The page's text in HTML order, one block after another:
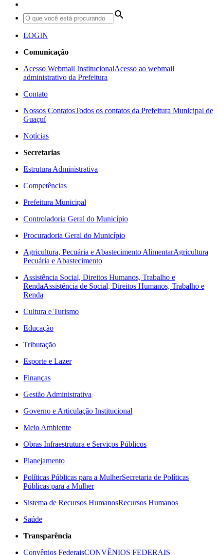
search
LOGIN
Comunicação
Acesso Webmail InstitucionalAcesso ao webmail
administrativo da Prefeitura
Contato
Nossos ContatosTodos os contatos da Prefeitura Municipal de
Guaçuí
Notícias
Secretarias
Estrutura Administrativa
Competências
Prefeitura Municipal
Controladoria Geral do Município
Procuradoria Geral do Município
Agricultura, Pecuária e Abastecimento AlimentarAgricultura
Pecuária e Abastecimento
Assistência Social, Direitos Humanos, Trabalho e
RendaAssistência de Social, Direitos Humanos, Trabalho e
Renda
Cultura e Turismo
Educação
Tributação
Esporte e Lazer
Finanças
Gestão Administrativa
Governo e Articulação Institucional
Meio Ambiente
Obras Infraestrutura e Serviços Públicos
Planejamento
Políticas Públicas para a MulherSecretaria de Políticas
Públicas para a Mulher
Sistema de Recursos HumanosRecursos Humanos
Saúde
Transparência
Convênios FederaisCONVÊNIOS FEDERAIS